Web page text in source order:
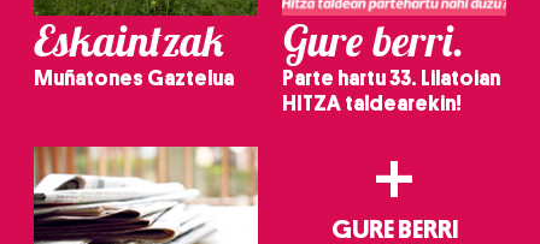
Eskaintzak
Muñatones Gaztelua
Gure berri.
Parte hartu 33. Lilatoian
HITZA taldearekin!
+
GURE BERRI